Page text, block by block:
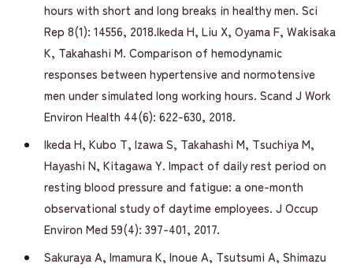
hours with short and long breaks in healthy men. Sci
Rep 8(1): 14556, 2018.Ikeda H, Liu X, Oyama F, Wakisaka
K, Takahashi M. Comparison of hemodynamic
responses between hypertensive and normotensive
men under simulated long working hours. Scand J Work
Environ Health 44(6): 622-630, 2018.
Ikeda H, Kubo T, Izawa S, Takahashi M, Tsuchiya M,
Hayashi N, Kitagawa Y. Impact of daily rest period on
resting blood pressure and fatigue: a one-month
observational study of daytime employees. J Occup
Environ Med 59(4): 397-401, 2017.
Sakuraya A, Imamura K, Inoue A, Tsutsumi A, Shimazu